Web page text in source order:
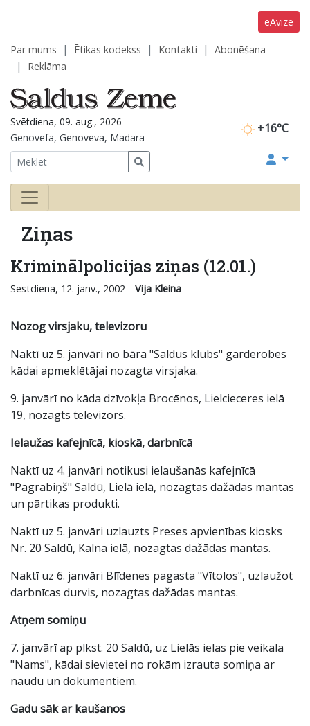
eAvīze
Par mums Ētikas kodekss Kontakti
Abonēšana
Reklāma
+16°C
Svētdiena, 09. aug., 2026
Genovefa, Genoveva, Madara
Ziņas
Kriminālpolicijas ziņas (12.01.)
Sestdiena, 12. janv., 2002 Vija Kleina
Nozog virsjaku, televizoru
Naktī uz 5. janvāri no bāra "Saldus klubs" garderobes
kādai apmeklētājai nozagta virsjaka.
9. janvārī no kāda dzīvokļa Brocēnos, Lielcieceres ielā
19, nozagts televizors.
Ielaužas kafejnīcā, kioskā, darbnīcā
Naktī uz 4. janvāri notikusi ielaušanās kafejnīcā
"Pagrabiņš" Saldū, Lielā ielā, nozagtas dažādas mantas
un pārtikas produkti.
Naktī uz 5. janvāri uzlauzts Preses apvienības kiosks
Nr. 20 Saldū, Kalna ielā, nozagtas dažādas mantas.
Naktī uz 6. janvāri Blīdenes pagasta "Vītolos", uzlaužot
darbnīcas durvis, nozagtas dažādas mantas.
Atņem somiņu
7. janvārī ap plkst. 20 Saldū, uz Lielās ielas pie veikala
"Nams", kādai sievietei no rokām izrauta somiņa ar
naudu un dokumentiem.
Gadu sāk ar kaušanos